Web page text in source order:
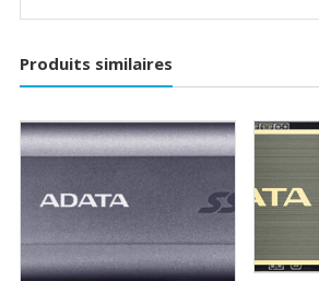
Produits similaires